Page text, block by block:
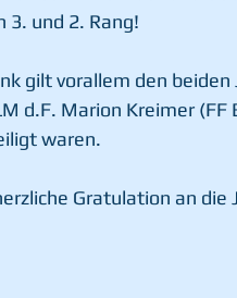
3. und 2. Rang!
gilt vorallem den
d.F. Marion Kreimer
waren.
Gratulation an